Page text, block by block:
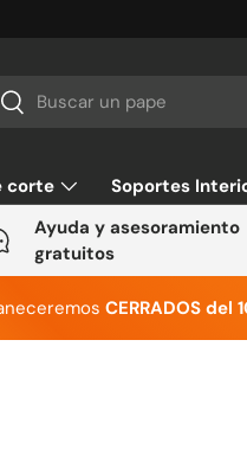
Buscar
corte Soportes
Ayuda y asesoramiento
gratuitos
CERRADOS del